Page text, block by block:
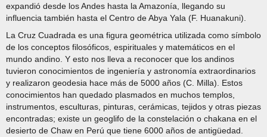
expandió desde los Andes hasta la Amazonía, llegando su
influencia también hasta el Centro de Abya Yala (F. Huanakuni).
La Cruz Cuadrada es una figura geométrica utilizada como símbolo
de los conceptos filosóficos, espirituales y matemáticos en el
mundo andino. Y esto nos lleva a reconocer que los andinos
tuvieron conocimientos de ingeniería y astronomía extraordinarios
y realizaron geodesia hace más de 5000 años (C. Milla). Estos
conocimientos han quedado plasmados en muchos templos,
instrumentos, esculturas, pinturas, cerámicas, tejidos y otras piezas
encontradas; existe un geoglifo de la constelación o chakana en el
desierto de Chaw en Perú que tiene 6000 años de antigüedad.